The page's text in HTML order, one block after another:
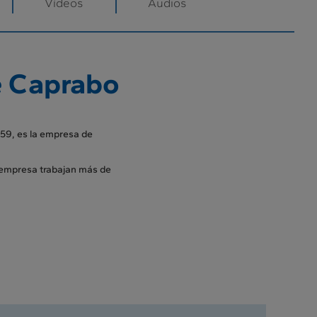
Vídeos Audios
Caprabo
es la empresa de
trabajan más de